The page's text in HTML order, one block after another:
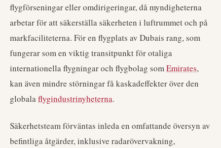
flygförseningar eller omdirigeringar, då myndigheterna
arbetar för att säkerställa säkerheten i luftrummet och på
markfaciliteterna. För en flygplats av Dubais rang, som
fungerar som en viktig transitpunkt för otaliga
internationella flygningar och flygbolag somEmirates,
kan även mindre störningar få kaskadeffekter över den
globalaflygindustrinyheterna.
Säkerhetsteam förväntas inleda en omfattande översyn av
befintliga åtgärder, inklusive radarövervakning,